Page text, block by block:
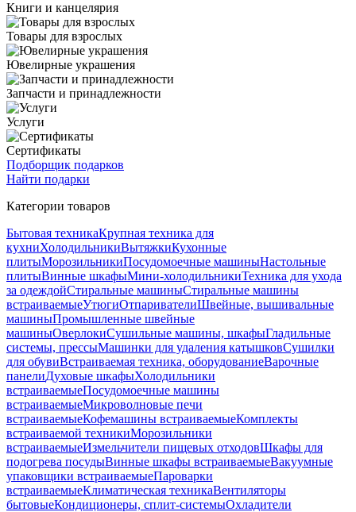
Книги и канцелярия
Товары для взрослых
Ювелирные украшения
Запчасти и принадлежности
Услуги
Сертификаты
Подборщик подарков
Найти подарки
Категории товаров
Бытовая техникаКрупная техника для
кухниХолодильникиВытяжкиКухонные
плитыМорозильникиПосудомоечные машиныНастольные
плитыВинные шкафыМини-холодильникиТехника для ухода
за одеждойСтиральные машиныСтиральные машины
встраиваемыеУтюгиОтпаривателиШвейные, вышивальные
машиныПромышленные швейные
машиныОверлокиСушильные машины, шкафыГладильные
системы, прессыМашинки для удаления катышковСушилки
для обувиВстраиваемая техника, оборудованиеВарочные
панелиДуховые шкафыХолодильники
встраиваемыеПосудомоечные машины
встраиваемыеМикроволновые печи
встраиваемыеКофемашины встраиваемыеКомплекты
встраиваемой техникиМорозильники
встраиваемыеИзмельчители пищевых отходовШкафы для
подогрева посудыВинные шкафы встраиваемыеВакуумные
упаковщики встраиваемыеПароварки
встраиваемыеКлиматическая техникаВентиляторы
бытовыеКондиционеры, сплит-системыОхладители